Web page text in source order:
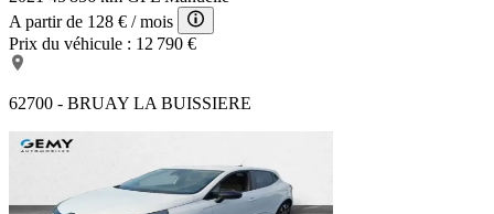
A partir de 128 € / mois
Prix du véhicule : 12 790 €
62700 - BRUAY LA BUISSIERE